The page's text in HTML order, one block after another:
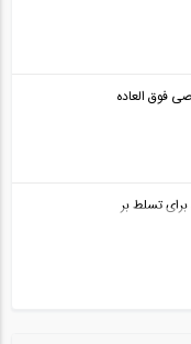
فوق العاده
تسلط بر